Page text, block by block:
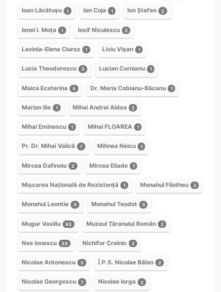
Ioan Lăcătușu 1 Ion Coja 1 Ion Ștefan 2
Ionel I. Moța 1 Iosif Niculescu 2
Lavinia-Elena Ciurez 1 Liviu Vișan 1
Lucia Theodorescu 3 Lucian Cornianu 1
Maica Ecaterina 5 Dr. Maria Cobianu-Băcanu 1
Marian Ilie 1 Mihai Andrei Aldea 2
Mihai Eminescu 1 Mihai FLOAREA 1
Pr. Dr. Mihai Valică 7 Mihnea Neicu 1
Mircea Dafinoiu 2 Mircea Eliade 1
Mișcarea Națională de Rezistență 1 Monahul Filotheu 2
Monahul Leontie 3 Monahul Teodot 3
Mugur Vasiliu 63 Muzeul Țăranului Român 2
Nae Ionescu 23 Nichifor Crainic 2
Nicolae Antonescu 3 Î.P.S. Nicolae Bălan 2
Nicolae Georgescu 7 Nicolae Iorga 2